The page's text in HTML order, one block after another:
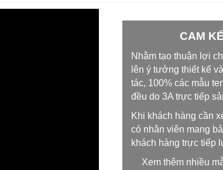
CAM
Nhằm tạo thuận lợi
lên ý tưởng thiết kế
tác, 100% các mẫu
đều do 3A trực tiếp
Khi khách hàng cần
có nhân viên mang
khách hàng trực tiếp
Xem thêm nhiều